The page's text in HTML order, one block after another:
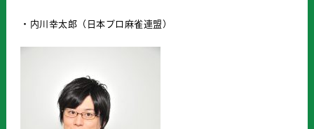
・内川幸太郎（日本プロ麻雀連盟）